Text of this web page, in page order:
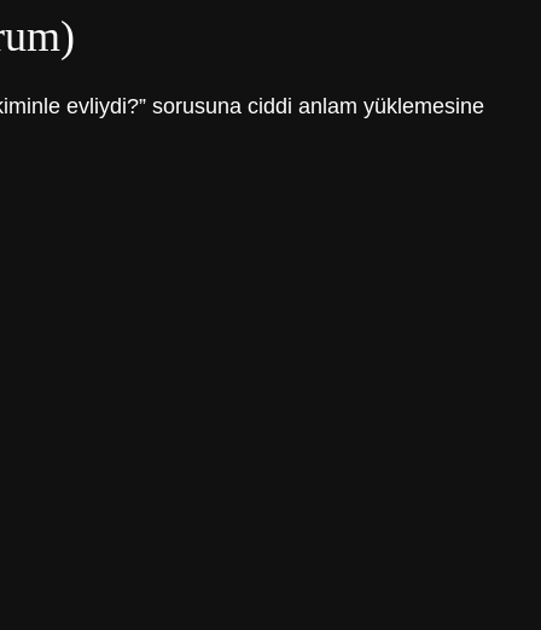
evliydi?” sorusuna ciddi anlam yüklemesine